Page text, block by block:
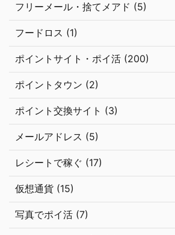
フリーメール・捨てメアド (5)
フードロス (1)
ポイントサイト・ポイ活 (200)
ポイントタウン (2)
ポイント交換サイト (3)
メールアドレス (5)
レシートで稼ぐ (17)
仮想通貨 (15)
写真でポイ活 (7)